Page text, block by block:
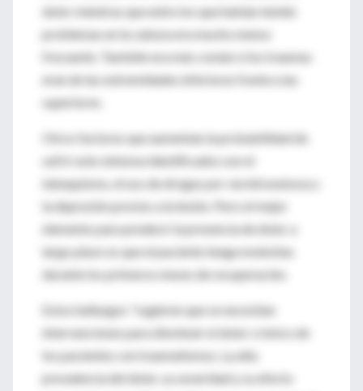
dolor mientras que entre los que habían tenido
problemas en la cabeza era mucho menos
frecuente. También era más común si los traumas
eran de las extremidades inferiores frente a las
superiores.
Otros factores que aumentan la probabilidad de
sufrir este síntoma identificados son el
tabaquismo, el uso de drogas por vía intravenosa y
la depresión previos a la lesión. Pero el mejor
elemento para predecir la presencia de dolor a
largo plazo es que el paciente tenga molestias
durante los primeros meses de recuperación.
Estos hallazgos "sugieren que se necesitan
intervenciones para disminuir el dolor crónico de
los pacientes con traumatismos. La alta
prevalencia del dolor, su severidad y su efecto